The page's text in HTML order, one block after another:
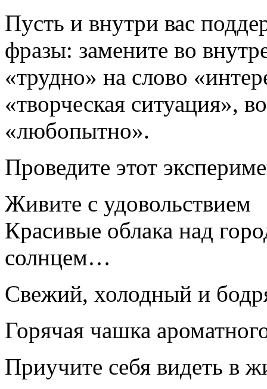
Пусть и внутри вас
фразы: замените во
«трудно» на слово
«творческая ситуация»,
«любопытно».
Проведите этот
Живите с удовольствием
Красивые облака над
солнцем…
Свежий, холодный и
Горячая чашка
Приучите себя видеть в